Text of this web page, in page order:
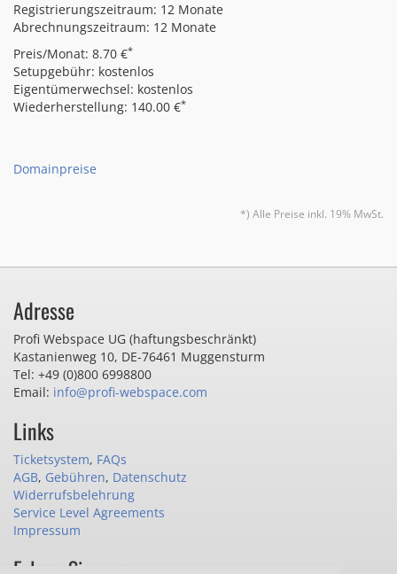
Registrierungszeitraum: 12 Monate
Abrechnungszeitraum: 12 Monate
Preis/Monat: 8.70 €*
Setupgebühr: kostenlos
Eigentümerwechsel: kostenlos
Wiederherstellung: 140.00 €*
Domainpreise
*) Alle Preise inkl. 19% MwSt.
Adresse
Profi Webspace UG (haftungsbeschränkt)
Kastanienweg 10, DE-76461 Muggensturm
Tel: +49 (0)800 6998800
Email: info@profi-webspace.com
Links
Ticketsystem, FAQs
AGB, Gebühren, Datenschutz
Widerrufsbelehrung
Service Level Agreements
Impressum